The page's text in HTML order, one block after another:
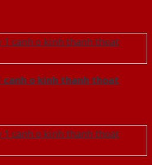
canh o kinh thanh thoat